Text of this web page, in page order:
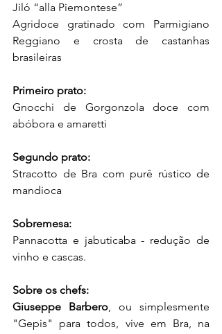
Jiló “alla Piemontese”
Agridoce gratinado com Parmigiano
Reggiano e crosta de castanhas
brasileiras
Primeiro prato:
Gnocchi de Gorgonzola doce com
abóbora e amaretti
Segundo prato:
Stracotto de Bra com purê rústico de
mandioca
Sobremesa:
Pannacotta e jabuticaba - redução de
vinho e cascas.
Sobre os chefs:
Giuseppe Barbero, ou simplesmente
"Gepis" para todos, vive em Bra, na